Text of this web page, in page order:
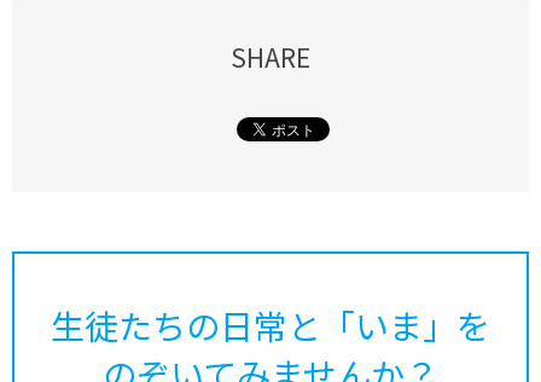
SHARE
生徒たちの日常と「いま」を